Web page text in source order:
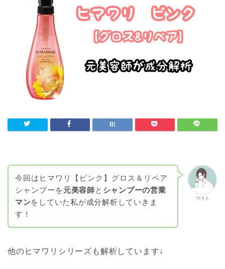
ウラト
今回はヒマワリ【ピンク】グロス＆リペア
シャンプーを元美容師と シャンプーの営業
マンをしていた私が成分解析していきま
す！
他のヒマワリシリーズも解析しています↓